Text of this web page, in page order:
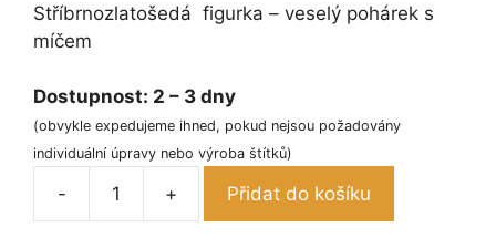
Stříbrnozlatošedá figurka – veselý pohárek s
míčem
Dostupnost: 2 – 3 dny
(obvykle expedujeme ihned, pokud nejsou požadovány
individuální úpravy nebo výroba štítků)
-
Figurka
+ Přidat do košíku